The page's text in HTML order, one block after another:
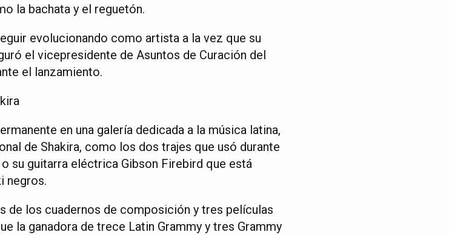
la bachata y el reguetón.
evolucionando como artista a la vez que su
el vicepresidente de Asuntos de Curación del
el lanzamiento.
en una galería dedicada a la música latina,
de Shakira, como los dos trajes que usó durante
su guitarra eléctrica Gibson Firebird que está
negros.
de los cuadernos de composición y tres películas
la ganadora de trece Latin Grammy y tres Grammy